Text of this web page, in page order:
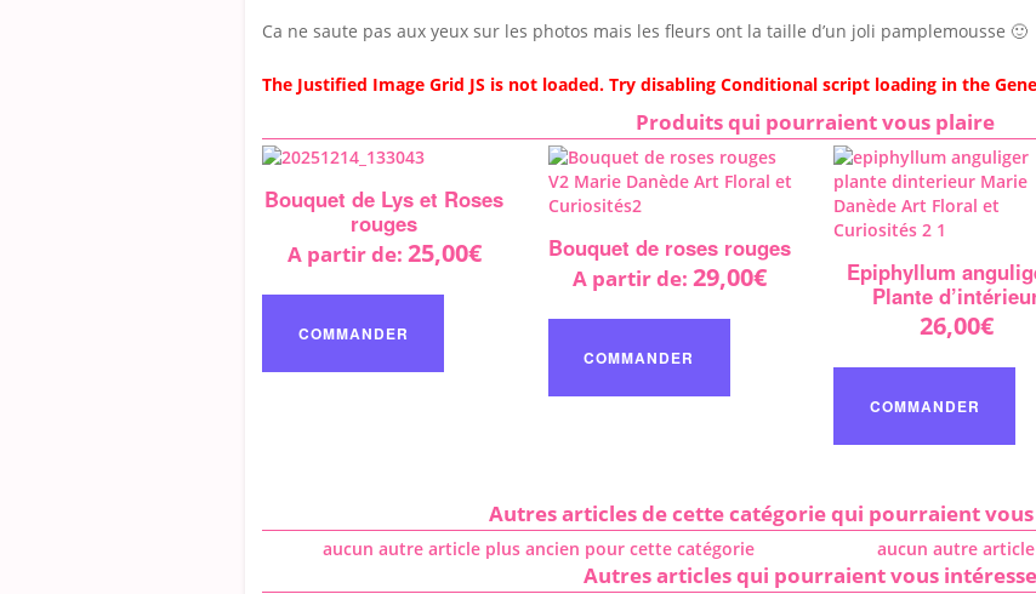
Ca ne saute pas aux yeux sur les photos mais les fleurs ont la taille d’un joli pamplemousse 🙂
The Justified Image Grid JS is not loaded. Try disabling Conditional script loading in the
Produits qui pourraient vous plaire
Bouquet de Lys et Roses
rouges
A partir de: 25,00€
COMMANDER
choisies
sur
la
Bouquet de roses rouges
A partir de:29,00€
COMMANDER
être
choisies
sur
la
Epiphyllum
Plante
26,00€
COMMANDER
Autres articles de cette catégorie qui pourraient
aucun autre article plus ancien pour cette catégorie aucun autre
Autres articles qui pourraient vous